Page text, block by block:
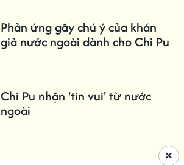
Phản ứng gây chú ý của khán
giả nước ngoài dành cho Chi Pu
Chi Pu nhận 'tin vui' từ nước
ngoài
×